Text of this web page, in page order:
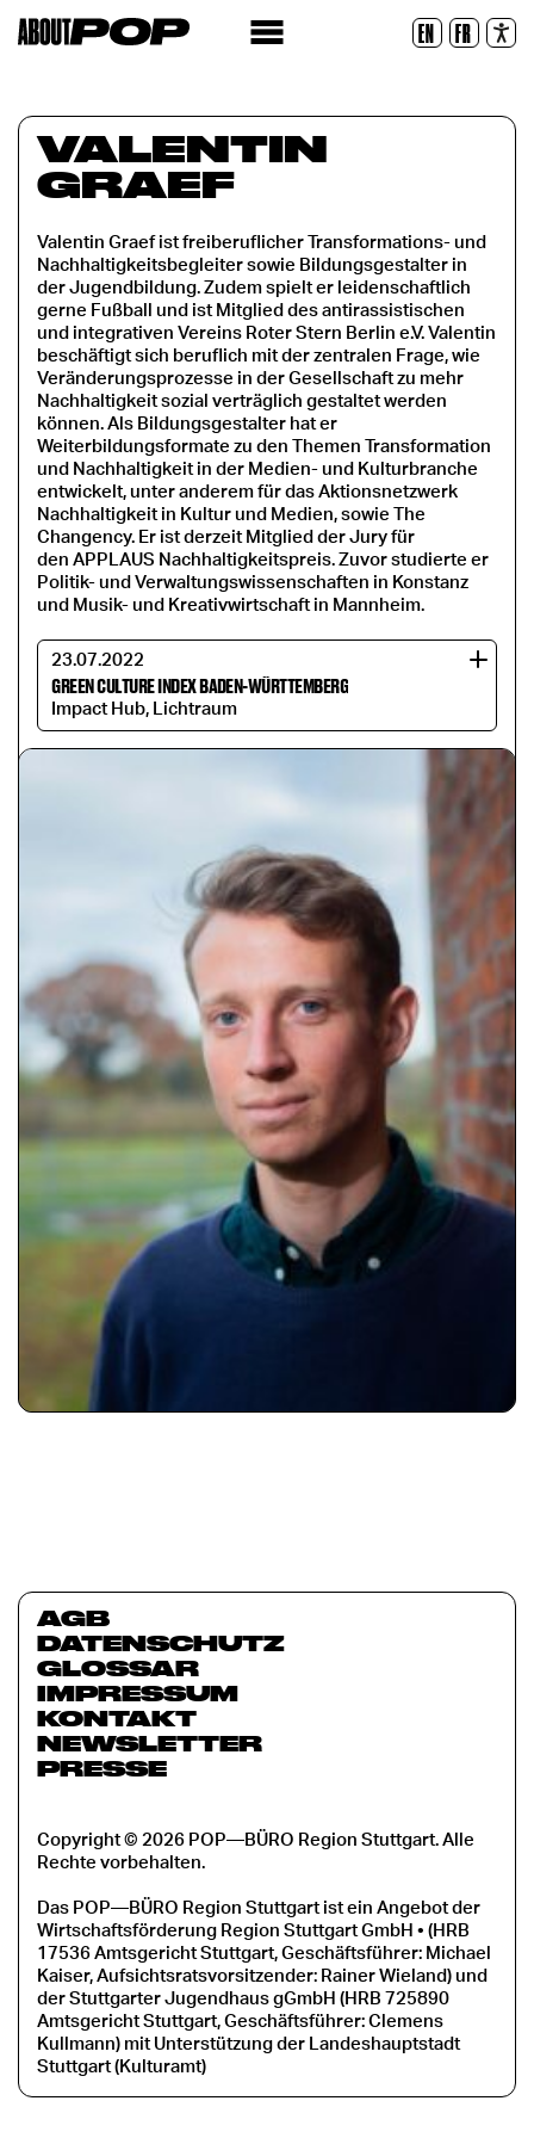
EN FR
Zurücksetzen
VALENTIN
GRAEF
Valentin Graef ist freiberuflicher Transformations- und
Nachhaltigkeitsbegleiter sowie Bildungsgestalter in
der Jugendbildung. Zudem spielt er leidenschaftlich
gerne Fußball und ist Mitglied des antirassistischen
und integrativen Vereins Roter Stern Berlin e.V. Valentin
beschäftigt sich beruflich mit der zentralen Frage, wie
Veränderungsprozesse in der Gesellschaft zu mehr
Nachhaltigkeit sozial verträglich gestaltet werden
können. Als Bildungsgestalter hat er
Weiterbildungsformate zu den Themen Transformation
und Nachhaltigkeit in der Medien- und Kulturbranche
entwickelt, unter anderem für das Aktionsnetzwerk
Nachhaltigkeit in Kultur und Medien, sowie The
Changency. Er ist derzeit Mitglied der Jury für
den APPLAUS Nachhaltigkeitspreis. Zuvor studierte er
Politik- und Verwaltungswissenschaften in Konstanz
und Musik- und Kreativwirtschaft in Mannheim.
23.07.2022
GREEN CULTURE INDEX BADEN-WÜRTTEMBERG
Impact Hub, Lichtraum
AGB
DATENSCHUTZ
GLOSSAR
IMPRESSUM
KONTAKT
NEWSLETTER
PRESSE
Copyright © 2026 POP—BÜRO Region Stuttgart. Alle
Rechte vorbehalten.
Das POP—BÜRO Region Stuttgart ist ein Angebot der
Wirtschaftsförderung Region Stuttgart GmbH • (HRB
17536 Amtsgericht Stuttgart, Geschäftsführer: Michael
Kaiser, Aufsichtsratsvorsitzender: Rainer Wieland) und
der Stuttgarter Jugendhaus gGmbH (HRB 725890
Amtsgericht Stuttgart, Geschäftsführer: Clemens
Kullmann) mit Unterstützung der Landeshauptstadt
Stuttgart (Kulturamt)